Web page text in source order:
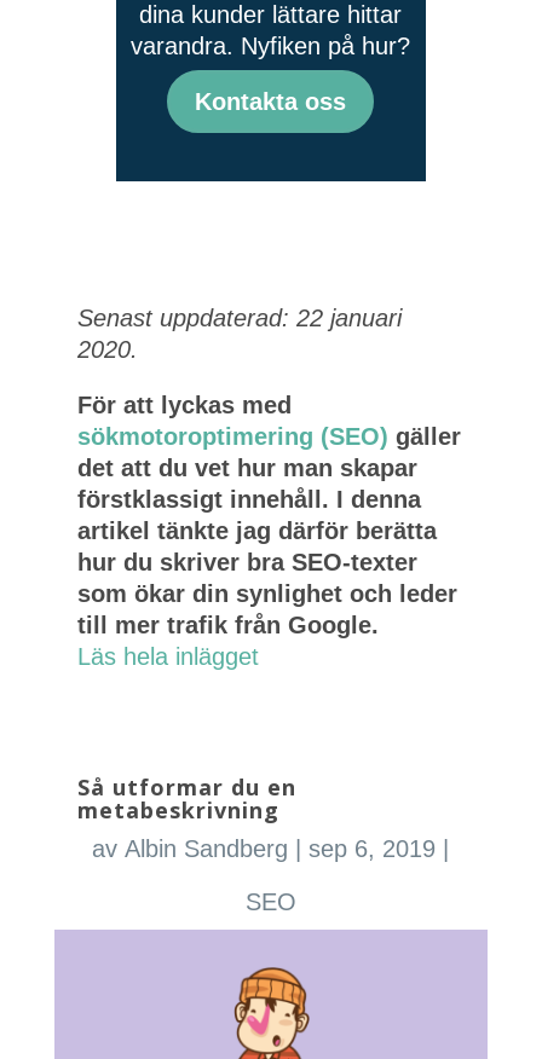
dina kunder lättare hittar
varandra. Nyfiken på hur?
Kontakta oss
Senast uppdaterad: 22 januari
2020.
För att lyckas med
sökmotoroptimering (SEO) gäller
det att du vet hur man skapar
förstklassigt innehåll. I denna
artikel tänkte jag därför berätta
hur du skriver bra SEO-texter
som ökar din synlighet och leder
till mer trafik från Google.
Läs hela inlägget
Så utformar du en
metabeskrivning
avAlbin Sandberg |sep 6, 2019
SEO